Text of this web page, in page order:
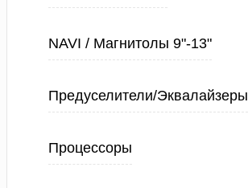
NAVI / Магнитолы 9"-13"
Предуселители/Эквалайзеры
Процессоры